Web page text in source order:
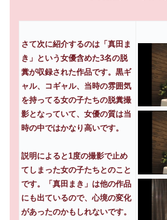
さて次に紹介するのは「真田ま
き」という女優含めた3名の脱
糞が収録された作品です。黒ギ
ャル、コギャル、当時の雰囲気
を持ってる女の子たちの脱糞撮
影となっていて、女優の質は当
時の中ではかなり高いです。
説明によると1度の撮影で止め
てしまった女の子たちとのこと
です。「真田まき」は他の作品
にも出ているので、心境の変化
があったのかもしれないです。